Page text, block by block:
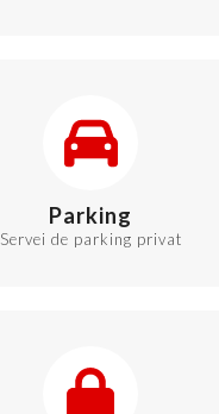
Parking
Servei de parking privat